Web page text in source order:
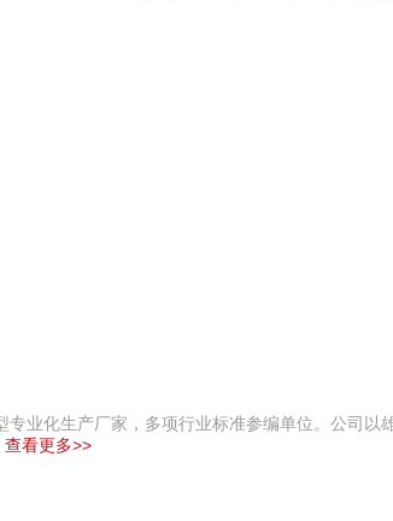
业化生产厂家，多项行业标准参编单位。公司以
查看更多>>